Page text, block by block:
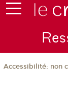
Accessibilité: non